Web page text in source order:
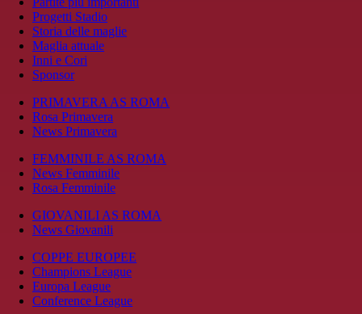
Progetti Stadio
Storia delle maglie
Maglia attuale
Inni e Cori
Sponsor
PRIMAVERA AS ROMA
Rosa Primavera
News Primavera
FEMMINILE AS ROMA
News Femminile
Rosa Femminile
GIOVANILI AS ROMA
News Giovanili
COPPE EUROPEE
Champions League
Europa League
Conference League